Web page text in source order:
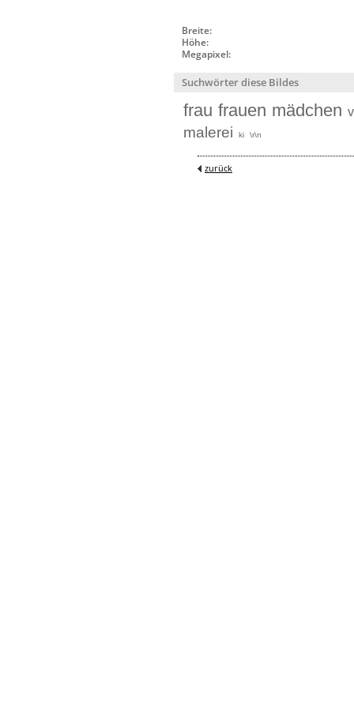
Breite:
Höhe:
Megapixel:
Suchwörter diese Bildes
frau frauen mädchen
malerei ki \r\n
zurück